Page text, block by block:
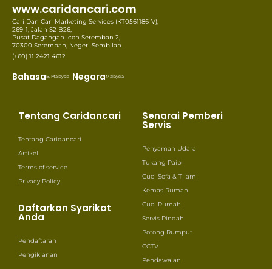
www.caridancari.com
Cari Dan Cari Marketing Services (KT0561186-V),
269-1, Jalan S2 B26,
Pusat Dagangan Icon Seremban 2,
70300 Seremban, Negeri Sembilan.
(+60) 11 2421 4612
BahasaB. Malaysia NegaraMalaysia
Tentang Caridancari
Tentang Caridancari
Artikel
Terms of service
Privacy Policy
Daftarkan Syarikat
Anda
Pendaftaran
Pengiklanan
Senarai Pemberi
Servis
Penyaman Udara
Tukang Paip
Cuci Sofa & Tilam
Kemas Rumah
Cuci Rumah
Servis Pindah
Potong Rumput
CCTV
Pendawaian